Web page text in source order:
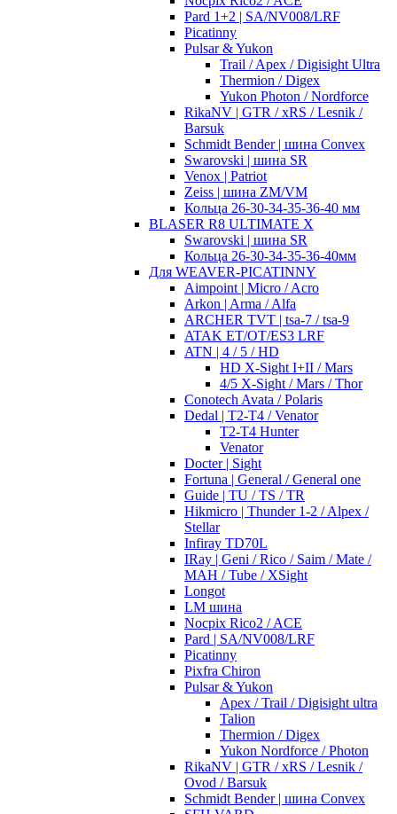
Pard 1+2 | SA/NV008/LRF
Picatinny
Pulsar & Yukon
Trail / Apex / Digisight Ultra
Thermion / Digex
Yukon Photon / Nordforce
RikaNV | GTR / xRS / Lesnik /
Barsuk
Schmidt Bender | шина Convex
Swarovski | шина SR
Venox | Patriot
Zeiss | шина ZM/VM
Кольца 26-30-34-35-36-40 мм
BLASER R8 ULTIMATE X
Swarovski | шина SR
Кольца 26-30-34-35-36-40мм
Для WEAVER-PICATINNY
Aimpoint | Micro / Acro
Arkon | Arma / Alfa
ARCHER TVT | tsa-7 / tsa-9
ATAK ET/OT/ES3 LRF
ATN | 4 / 5 / HD
HD X-Sight I+II / Mars
4/5 X-Sight / Mars / Thor
Conotech Avata / Polaris
Dedal | T2-T4 / Venator
T2-T4 Hunter
Venator
Docter | Sight
Fortuna | General / General one
Guide | TU / TS / TR
Hikmicro | Thunder 1-2 / Alpex /
Stellar
Infiray TD70L
IRay | Geni / Rico / Saim / Mate /
MAH / Tube / XSight
Longot
LM шина
Nocpix Rico2 / ACE
Pard | SA/NV008/LRF
Picatinny
Pixfra Chiron
Pulsar & Yukon
Apex / Trail / Digisight ultra
Talion
Thermion / Digex
Yukon Nordforce / Photon
RikaNV | GTR / xRS / Lesnik /
Ovod / Barsuk
Schmidt Bender | шина Convex